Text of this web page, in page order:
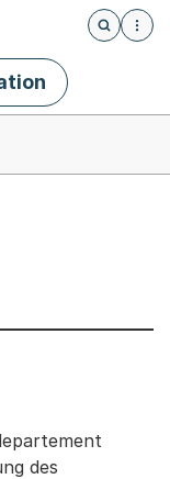
Öffnet
des